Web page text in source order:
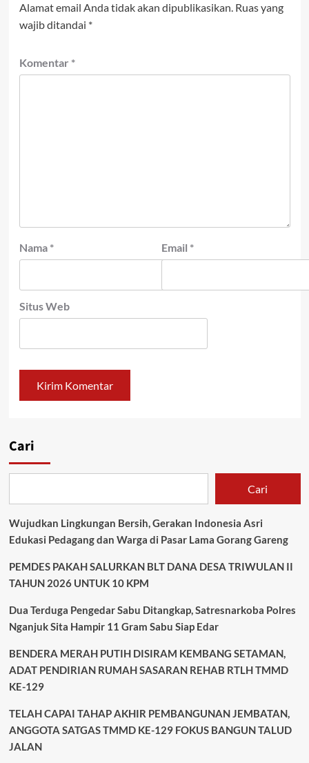
Alamat email Anda tidak akan dipublikasikan. Ruas yang
wajib ditandai *
Komentar *
Nama * Email *
Situs Web
Cari
Cari
Wujudkan Lingkungan Bersih, Gerakan Indonesia Asri
Edukasi Pedagang dan Warga di Pasar Lama Gorang Gareng
PEMDES PAKAH SALURKAN BLT DANA DESA TRIWULAN II
TAHUN 2026 UNTUK 10 KPM
Dua Terduga Pengedar Sabu Ditangkap, Satresnarkoba Polres
Nganjuk Sita Hampir 11 Gram Sabu Siap Edar
BENDERA MERAH PUTIH DISIRAM KEMBANG SETAMAN,
ADAT PENDIRIAN RUMAH SASARAN REHAB RTLH TMMD
KE-129
TELAH CAPAI TAHAP AKHIR PEMBANGUNAN JEMBATAN,
ANGGOTA SATGAS TMMD KE-129 FOKUS BANGUN TALUD
JALAN